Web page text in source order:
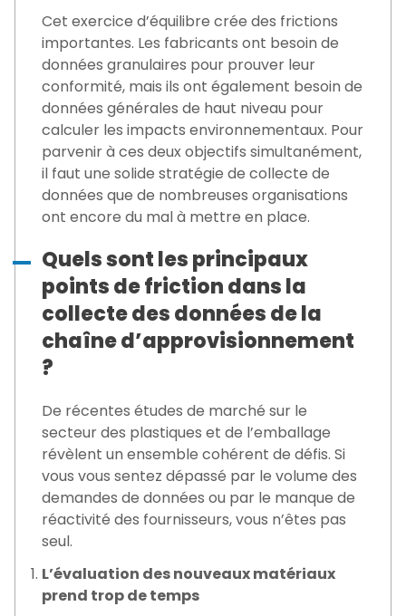
Cet exercice d’équilibre crée des frictions
importantes. Les fabricants ont besoin de
données granulaires pour prouver leur
conformité, mais ils ont également besoin de
données générales de haut niveau pour
calculer les impacts environnementaux. Pour
parvenir à ces deux objectifs simultanément,
il faut une solide stratégie de collecte de
données que de nombreuses organisations
ont encore du mal à mettre en place.
Quels sont les principaux
points de friction dans la
collecte des données de la
chaîne d’approvisionnement
?
De récentes études de marché sur le
secteur des plastiques et de l’emballage
révèlent un ensemble cohérent de défis. Si
vous vous sentez dépassé par le volume des
demandes de données ou par le manque de
réactivité des fournisseurs, vous n’êtes pas
seul.
L’évaluation des nouveaux matériaux
prend trop de temps